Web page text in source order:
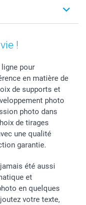
!
pour
en matière de
de supports et
photo
photo dans
de tirages
une qualité
garantie.
été aussi
et
en quelques
votre texte,